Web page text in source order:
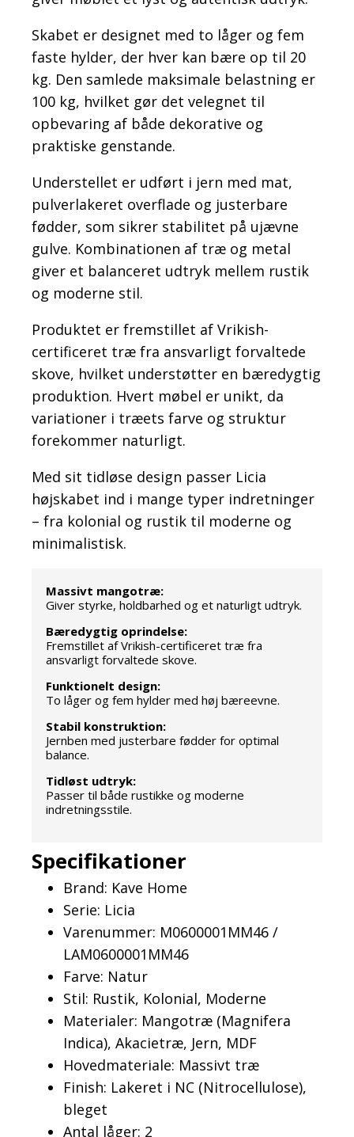
Skabet er designet med to låger og fem
faste hylder, der hver kan bære op til 20
kg. Den samlede maksimale belastning er
100 kg, hvilket gør det velegnet til
opbevaring af både dekorative og
praktiske genstande.
Understellet er udført i jern med mat,
pulverlakeret overflade og justerbare
fødder, som sikrer stabilitet på ujævne
gulve. Kombinationen af træ og metal
giver et balanceret udtryk mellem rustik
og moderne stil.
Produktet er fremstillet af Vrikish-
certificeret træ fra ansvarligt forvaltede
skove, hvilket understøtter en bæredygtig
produktion. Hvert møbel er unikt, da
variationer i træets farve og struktur
forekommer naturligt.
Med sit tidløse design passer Licia
højskabet ind i mange typer indretninger
– fra kolonial og rustik til moderne og
minimalistisk.
Massivt mangotræ:
Giver styrke, holdbarhed og et naturligt udtryk.
Bæredygtig oprindelse:
Fremstillet af Vrikish-certificeret træ fra
ansvarligt forvaltede skove.
Funktionelt design:
To låger og fem hylder med høj bæreevne.
Stabil konstruktion:
Jernben med justerbare fødder for optimal
balance.
Tidløst udtryk:
Passer til både rustikke og moderne
indretningsstile.
Specifikationer
Brand: Kave Home
Serie: Licia
Varenummer: M0600001MM46 /
LAM0600001MM46
Farve: Natur
Stil: Rustik, Kolonial, Moderne
Materialer: Mangotræ (Magnifera
Indica), Akacietræ, Jern, MDF
Hovedmateriale: Massivt træ
Finish: Lakeret i NC (Nitrocellulose),
bleget
Antal låger: 2